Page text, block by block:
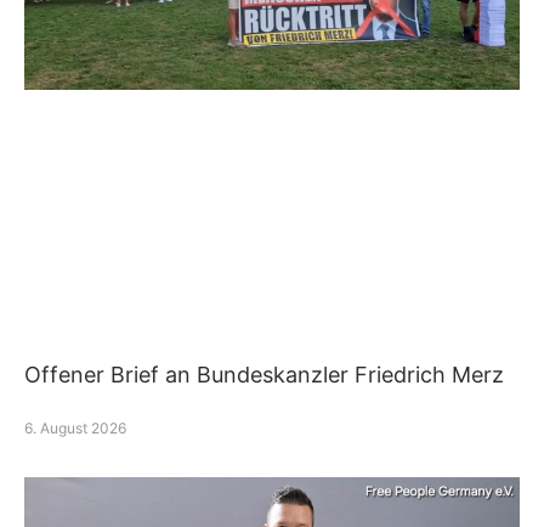
Offener Brief an Bundeskanzler Friedrich Merz
6. August 2026